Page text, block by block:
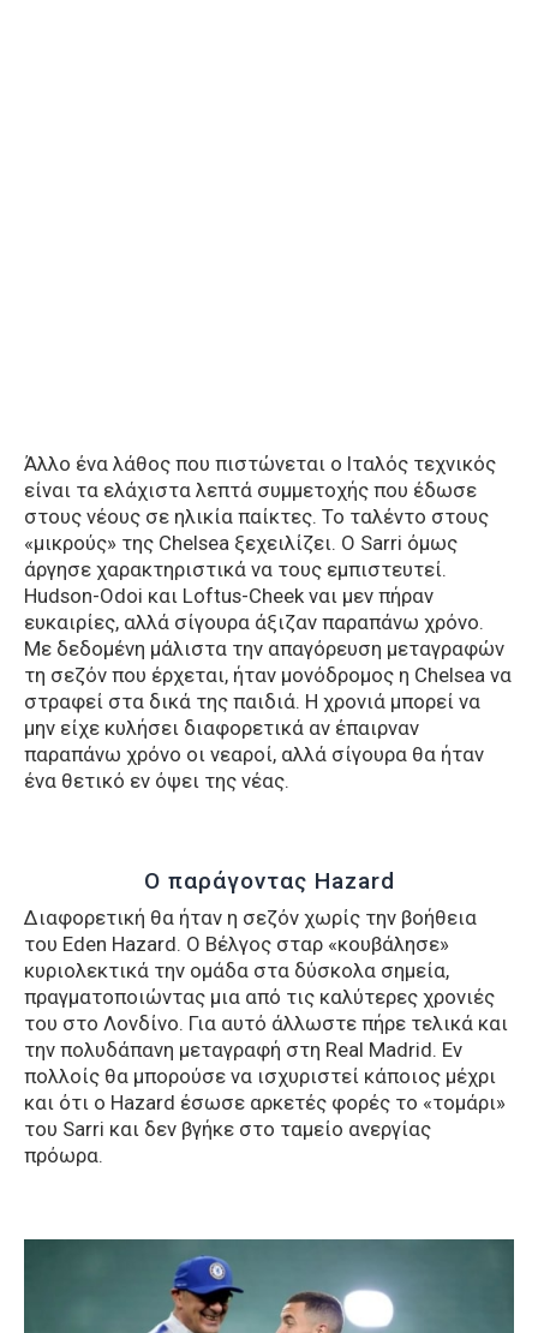
Άλλο ένα λάθος που πιστώνεται ο Ιταλός τεχνικός
είναι τα ελάχιστα λεπτά συμμετοχής που έδωσε
στους νέους σε ηλικία παίκτες. Το ταλέντο στους
«μικρούς» της Chelsea ξεχειλίζει. Ο Sarri όμως
άργησε χαρακτηριστικά να τους εμπιστευτεί.
Hudson-Odoi και Loftus-Cheek ναι μεν πήραν
ευκαιρίες, αλλά σίγουρα άξιζαν παραπάνω χρόνο.
Με δεδομένη μάλιστα την απαγόρευση μεταγραφών
τη σεζόν που έρχεται, ήταν μονόδρομος η Chelsea να
στραφεί στα δικά της παιδιά. Η χρονιά μπορεί να
μην είχε κυλήσει διαφορετικά αν έπαιρναν
παραπάνω χρόνο οι νεαροί, αλλά σίγουρα θα ήταν
ένα θετικό εν όψει της νέας.
O παράγοντας Hazard
Διαφορετική θα ήταν η σεζόν χωρίς την βοήθεια
του Eden Hazard. Ο Βέλγος σταρ «κουβάλησε»
κυριολεκτικά την ομάδα στα δύσκολα σημεία,
πραγματοποιώντας μια από τις καλύτερες χρονιές
του στο Λονδίνο. Για αυτό άλλωστε πήρε τελικά και
την πολυδάπανη μεταγραφή στη Real Madrid. Εν
πολλοίς θα μπορούσε να ισχυριστεί κάποιος μέχρι
και ότι ο Hazard έσωσε αρκετές φορές το «τομάρι»
του Sarri και δεν βγήκε στο ταμείο ανεργίας
πρόωρα.